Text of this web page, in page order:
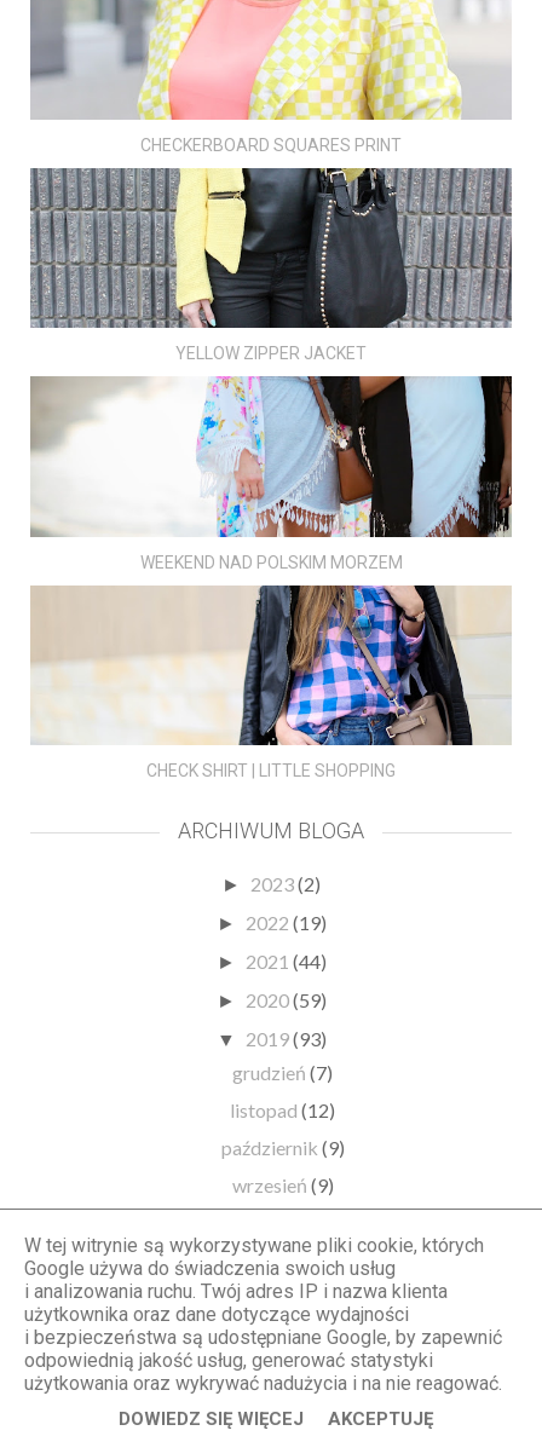
CHECKERBOARD SQUARES PRINT
YELLOW ZIPPER JACKET
WEEKEND NAD POLSKIM MORZEM
CHECK SHIRT | LITTLE SHOPPING
ARCHIWUM BLOGA
► 2023(2)
► 2022 (19)
► 2021 (44)
► 2020(59)
▼ 2019(93)
grudzień(7)
listopad(12)
październik (9)
wrzesień (9)
lipiec(7)
czerwiec(6)
maj(8)
kwiecień(4)
marzec (11)
W tej witrynie są wykorzystywane pliki cookie, których
Google używa do świadczenia swoich usług
i analizowania ruchu. Twój adres IP i nazwa klienta
użytkownika oraz dane dotyczące wydajności
i bezpieczeństwa są udostępniane Google, by zapewnić
odpowiednią jakość usług, generować statystyki
użytkowania oraz wykrywać nadużycia i na nie reagować.
DOWIEDZ SIĘ WIĘCEJ AKCEPTUJĘ